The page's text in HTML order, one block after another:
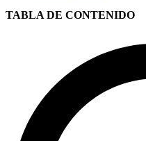
TABLA DE CONTENIDO